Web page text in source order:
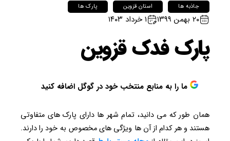
جاذبه ها استان قزوین پارک ها
۲۰ بهمن ۱۳۹۹ ۱ خرداد ۱۴۰۳
پارک فدک قزوین
ما را به منابع منتخب خود در گوگل اضافه کنید
همان طور که می دانید، تمام شهر ها دارای پارک های متفاوتی
هستند و هر کدام از آن ها ویژگی های مخصوص به خود را دارند.